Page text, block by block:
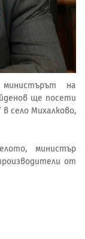
на
ще посети
в село Михалково,
министър
от